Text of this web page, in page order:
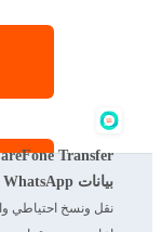
بيانات WhatsApp